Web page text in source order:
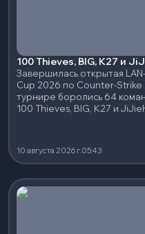
100 Thieves, BIG, K27 и
Завершилась открытая
Cup 2026 по Counter-
турнире боролись 64
100 Thieves, BIG, K27 и
10 августа 2026 г.05:43